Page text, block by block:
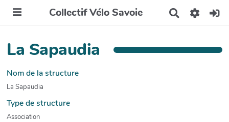
Collectif Vélo Savoie
e
La Sapaudia
Nom de la structure
La Sapaudia
Type de structure
Association